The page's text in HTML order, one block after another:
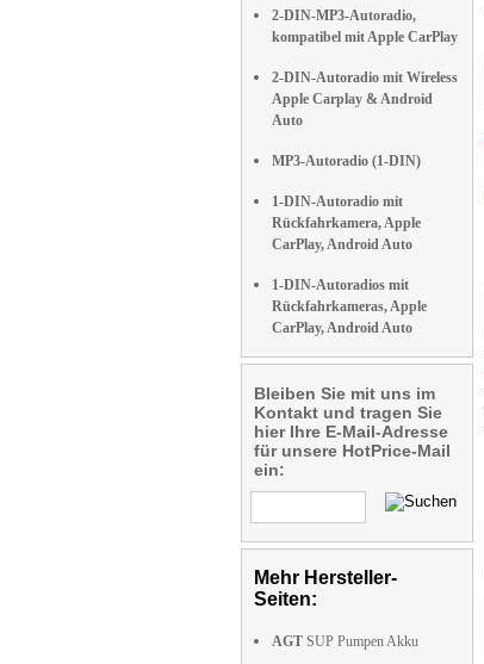
2-DIN-MP3-Autoradio,
kompatibel mit Apple CarPlay
2-DIN-Autoradio mit Wireless
Apple Carplay & Android
Auto
MP3-Autoradio (1-DIN)
1-DIN-Autoradio mit
Rückfahrkamera, Apple
CarPlay, Android Auto
1-DIN-Autoradios mit
Rückfahrkameras, Apple
CarPlay, Android Auto
Bleiben Sie mit uns im
Kontakt und tragen Sie
hier Ihre E-Mail-Adresse
für unsere HotPrice-Mail
ein:
Mehr Hersteller-
Seiten:
AGT SUP Pumpen Akku